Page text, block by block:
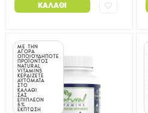
ΚΑΛΆΘΙ
ΜΕ ΤΗΝ
ΑΓΟΡΑ
ΟΠΟΙΟΥΔΗΠΟΤΕ
ΠΡΟΪΟΝΤΟΣ
NATURAL
VITAMINS
ΚΕΡΔΙΖΕΤΕ
ΑΥΤΟΜΑΤΑ
ΣΤΟ
ΚΑΛΑΘΙ
ΣΑΣ
ΕΠΙΠΛΕΟΝ
5%
ΕΚΠΤΩΣΗ